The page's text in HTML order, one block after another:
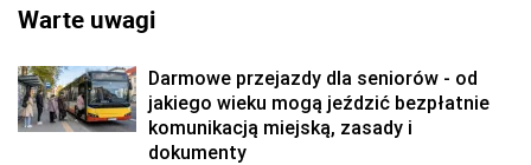
Warte uwagi
Darmowe przejazdy dla seniorów - od
jakiego wieku mogą jeździć bezpłatnie
komunikacją miejską, zasady i
dokumenty